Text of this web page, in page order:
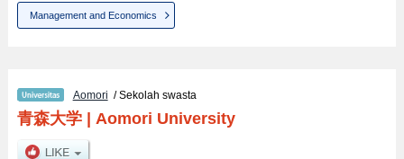
Management and Economics
Aomori / Sekolah swasta
青森大学| Aomori University